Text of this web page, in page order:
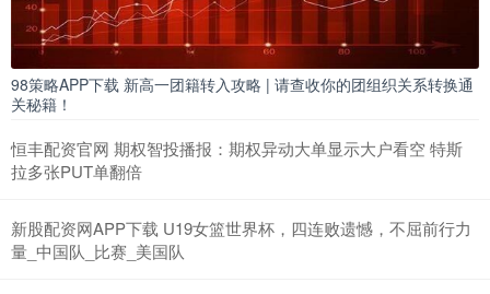
98策略APP下载 新高一团籍转入攻略 | 请查收你的团组织关系转换通
关秘籍！
恒丰配资官网 期权智投播报：期权异动大单显示大户看空 特斯
拉多张PUT单翻倍
新股配资网APP下载 U19女篮世界杯，四连败遗憾，不屈前行力
量_中国队_比赛_美国队